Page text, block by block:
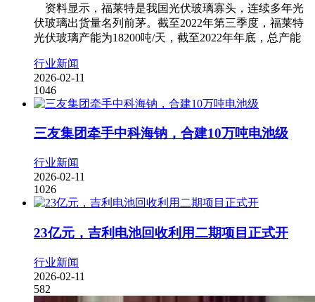
资料显示，福莱特是我国光伏玻璃寡头，连续多年光
伏玻璃出货量名列前茅。截至2022年第三季度，福莱特
光伏玻璃产能为18200吨/天，截至2022年年底，总产能
行业新闻
2026-02-11
1046
三友集团牵手中科海钠，合建10万吨电池级
行业新闻
2026-02-11
1026
23亿元，吉利电池回收利用二期项目正式开
行业新闻
2026-02-11
582